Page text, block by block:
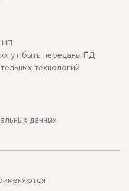
ИП
быть переданы ПД
технологий
данных